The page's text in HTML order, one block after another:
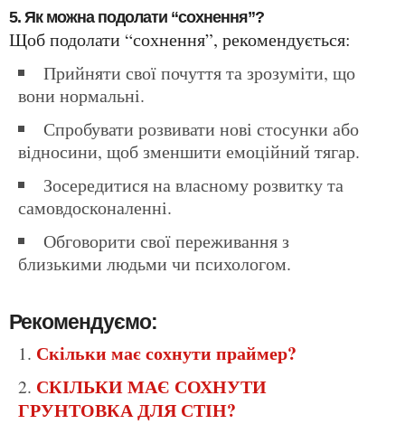
5. Як можна подолати “сохнення”?
Щоб подолати “сохнення”, рекомендується:
Прийняти свої почуття та зрозуміти, що
вони нормальні.
Спробувати розвивати нові стосунки або
відносини, щоб зменшити емоційний тягар.
Зосередитися на власному розвитку та
самовдосконаленні.
Обговорити свої переживання з
близькими людьми чи психологом.
Рекомендуємо:
Скільки має сохнути праймер?
СКІЛЬКИ МАЄ СОХНУТИ
ГРУНТОВКА ДЛЯ СТІН?